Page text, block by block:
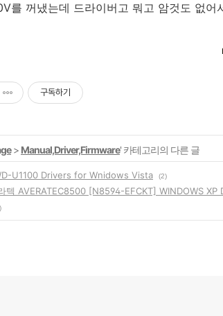
를 꺼냈는데 드라이버고 뭐고 암것도 없어
구독하기
> Manual,Driver,Firmware' 카테고리의 다른 글
U1100 Drivers for Wnidows Vista (2)
텍 AVERATEC8500 [N8594-EFCKT] WINDOWS XP